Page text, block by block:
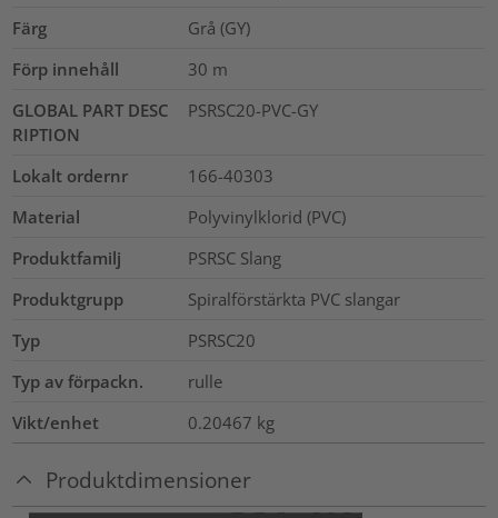
Färg
Grå (GY)
Förp innehåll
30 m
GLOBAL PART DESC
RIPTION
PSRSC20-PVC-GY
Lokalt ordernr
166-40303
Material
Polyvinylklorid (PVC)
Produktfamilj
PSRSC Slang
Produktgrupp
Spiralförstärkta PVC slangar
Typ
PSRSC20
Typ av förpackn.
rulle
Vikt/enhet
0.20467 kg
Produktdimensioner